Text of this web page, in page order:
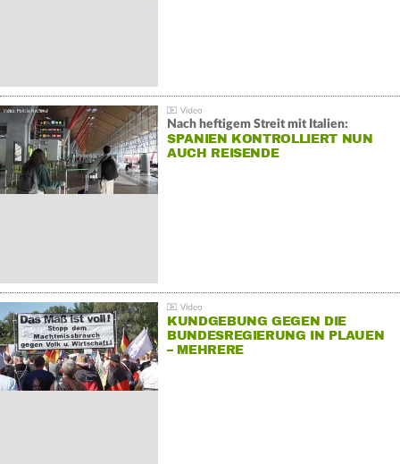
Nach heftigem Streit mit Italien:
SPANIEN KONTROLLIERT NUN
AUCH REISENDE
KUNDGEBUNG GEGEN DIE
BUNDESREGIERUNG IN PLAUEN
– MEHRERE